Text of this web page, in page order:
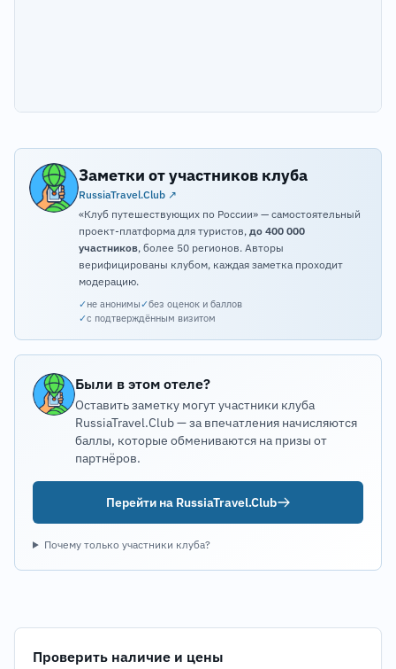
Заметки от участников клуба
RussiaTravel.Club ↗
«Клуб путешествующих по России» — самостоятельный
проект-платформа для туристов, до 400 000
участников, более 50 регионов. Авторы
верифицированы клубом, каждая заметка проходит
модерацию.
✓не анонимы✓без оценок и баллов
✓с подтверждённым визитом
Были в этом отеле?
Оставить заметку могут участники клуба
RussiaTravel.Club — за впечатления начисляются
баллы, которые обмениваются на призы от
партнёров.
Перейти на RussiaTravel.Club
Почему только участники клуба?
Проверить наличие и цены